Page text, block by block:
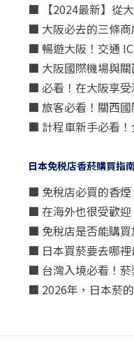
■ 【2024最新】從
■ 大阪必去的三條
■ 暢遊大阪！交通
■ 大阪國際機場與關
■ 必看！在大阪享
■ 旅客必看！關西國
■ 計程車新手必看
日本免税店香菸購買指
■ 免稅店必買的香
■ 在海外也很受歡迎
■ 免稅店是否能購
■ 日本買菸要去哪
■ 台灣入境必看！菸
■ 2026年，日本菸